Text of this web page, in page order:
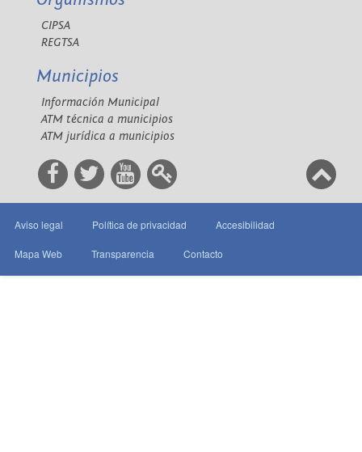
CIPSA
REGTSA
Municipios
Información Municipal
ATM técnica a municipios
ATM jurídica a municipios
Aviso legal Política de privacidad Accesibilidad
Mapa Web Transparencia Contacto